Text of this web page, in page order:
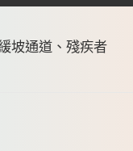
坡通道、殘疾者